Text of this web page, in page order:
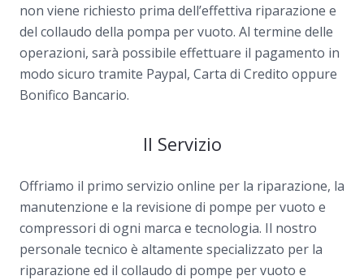
non viene richiesto prima dell’effettiva riparazione e
del collaudo della pompa per vuoto. Al termine delle
operazioni, sarà possibile effettuare il pagamento in
modo sicuro tramite Paypal, Carta di Credito oppure
Bonifico Bancario.
Il Servizio
Offriamo il primo servizio online per la riparazione, la
manutenzione e la revisione di pompe per vuoto e
compressori di ogni marca e tecnologia. Il nostro
personale tecnico è altamente specializzato per la
riparazione ed il collaudo di pompe per vuoto e